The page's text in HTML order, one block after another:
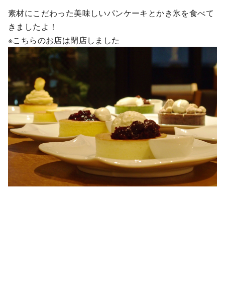
素材にこだわった美味しいパンケーキとかき氷を食べて
きましたよ！
※こちらのお店は閉店しました